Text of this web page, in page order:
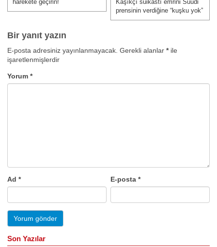
harekete geçirin!
Kaşıkçı suikastı emrini Suudi
prensinin verdiğine “kuşku yok”
Bir yanıt yazın
E-posta adresiniz yayınlanmayacak. Gerekli alanlar *ile
işaretlenmişlerdir
Yorum *
Ad * E-posta*
Son Yazılar